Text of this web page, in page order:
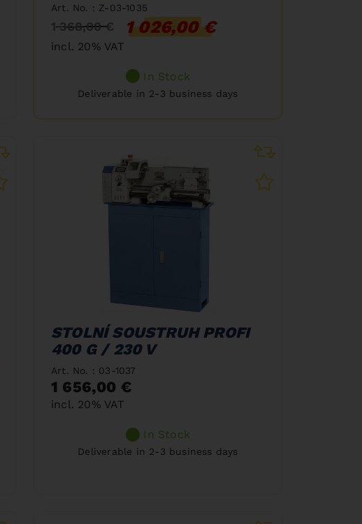
Art. No. : Z-03-1035
1 368,00 € 1 026,00 €
incl. 20% VAT
In Stock
Deliverable in 2-3 business days
STOLNÍ SOUSTRUH PROFI
400 G / 230 V
Art. No. : 03-1037
1 656,00 €
incl. 20% VAT
In Stock
Deliverable in 2-3 business days